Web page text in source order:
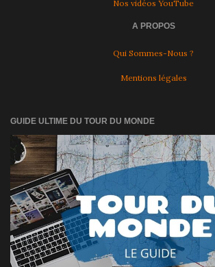
Nos vidéos YouTube
A PROPOS
Qui Sommes-Nous ?
Mentions légales
GUIDE ULTIME DU TOUR DU MONDE